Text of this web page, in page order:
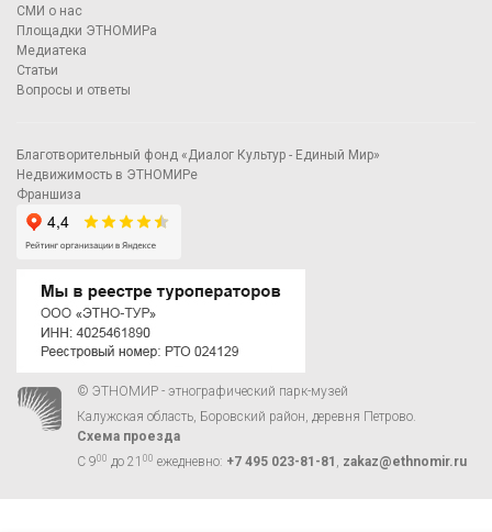
СМИ о нас
Площадки ЭТНОМИРа
Медиатека
Статьи
Вопросы и ответы
Благотворительный фонд «Диалог Культур - Единый Мир»
Недвижимость в ЭТНОМИРе
Франшиза
© ЭТНОМИР - этнографический парк-музей
Калужская область, Боровский район, деревня Петрово.
Схема проезда
С 900 до 21 00 ежедневно: +7 495 023-81-81 , zakaz@ethnomir.ru